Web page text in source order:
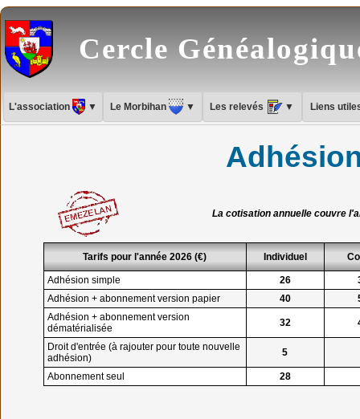
Cercle
L'association ▼ Le Morbihan ▼ Les relevés ▼ Liens
La cotisation annuelle couvre
Tarifs pour l'année 2026 (€) Individuel
Adhésion simple 26
Adhésion + abonnement version papier
40
Adhésion + abonnement version
dématérialisée
32
Droit d'entrée (à rajouter pour toute nouvelle
adhésion)
5
Abonnement seul 28